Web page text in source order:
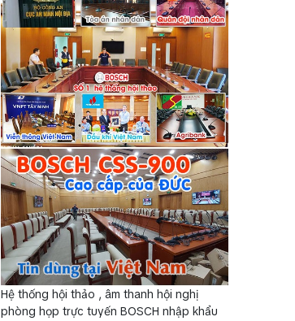
Hệ thống hội thảo , âm thanh hội nghị
phòng họp trực tuyến BOSCH nhập khẩu